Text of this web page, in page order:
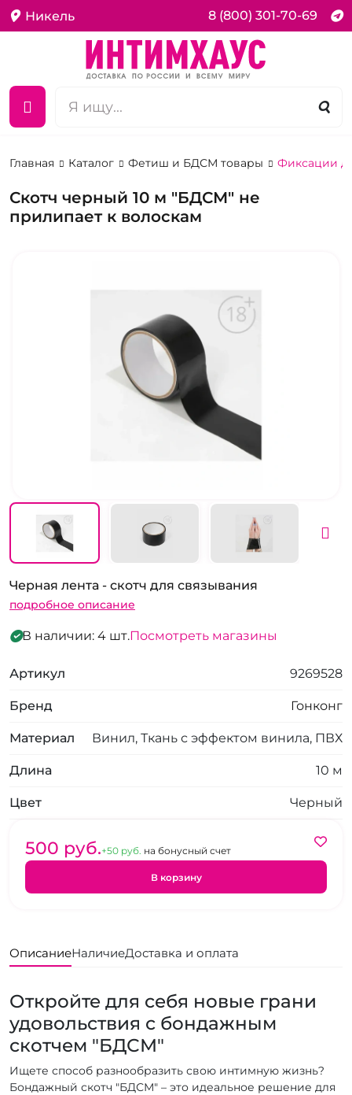
Никель 8 (800) 301-70-69
Главная Каталог Фетиш и БДСМ товары Фиксации
Скотч черный 10 м "БДСМ" не
прилипает к волоскам
Черная лента - скотч для связывания
подробное описание
В наличии: 4 шт.Посмотреть магазины
Артикул 9269528
Бренд Гонконг
Материал Винил, Ткань с эффектом винила, ПВХ
Длина 10 м
Цвет Черный
500 pуб.+50 pуб. на бонусный счет
В корзину
ОписаниеНаличиеДоставка и оплата
Откройте для себя новые грани
удовольствия с бондажным
скотчем "БДСМ"
Ищете способ разнообразить свою интимную жизнь?
Бондажный скотч "БДСМ" – это идеальное решение для